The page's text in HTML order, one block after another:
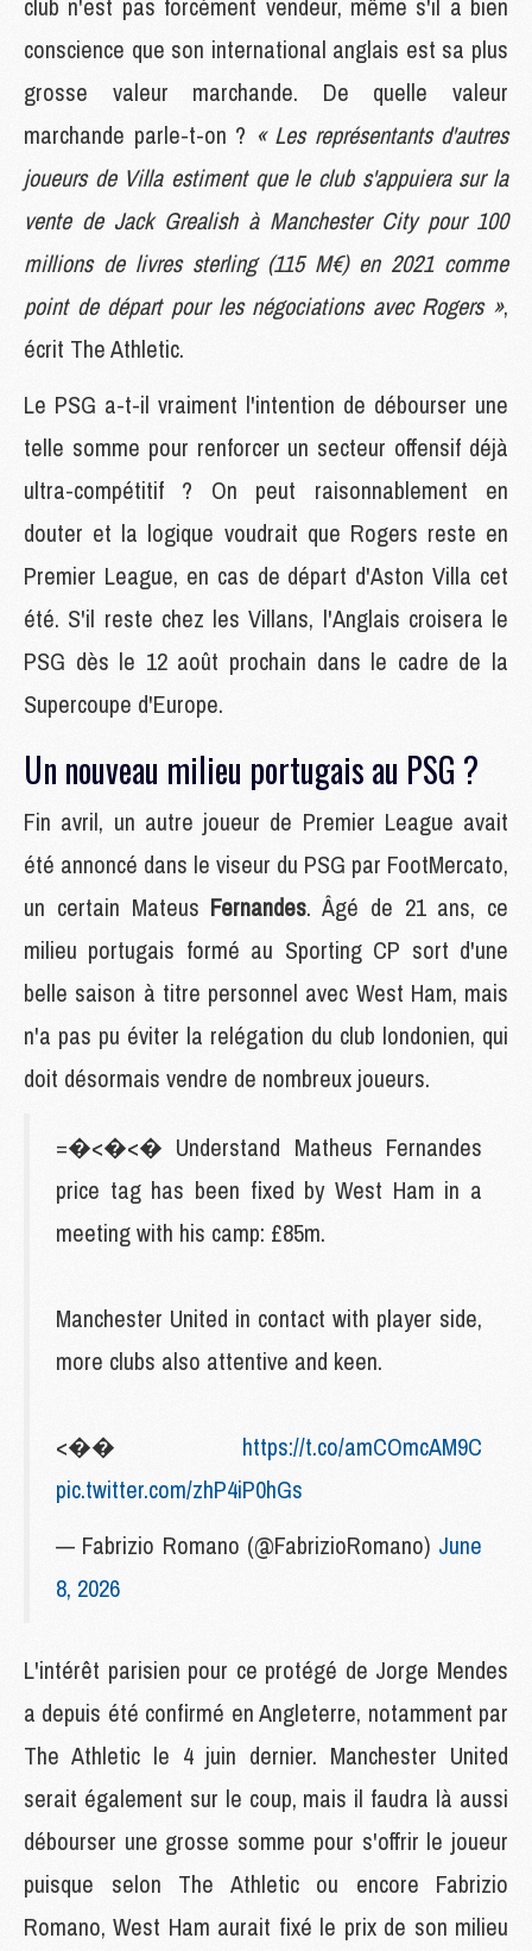
conscience que son international anglais est sa plus
grosse valeur marchande. De quelle valeur
marchande parle-t-on ? « Les représentants d'autres
joueurs de Villa estiment que le club s'appuiera sur la
vente de Jack Grealish à Manchester City pour 100
millions de livres sterling (115 M€) en 2021 comme
point de départ pour les négociations avec Rogers »,
écrit The Athletic.
Le PSG a-t-il vraiment l'intention de débourser une
telle somme pour renforcer un secteur offensif déjà
ultra-compétitif ? On peut raisonnablement en
douter et la logique voudrait que Rogers reste en
Premier League, en cas de départ d'Aston Villa cet
été. S'il reste chez les Villans, l'Anglais croisera le
PSG dès le 12 août prochain dans le cadre de la
Supercoupe d'Europe.
Un nouveau milieu portugais au PSG ?
Fin avril, un autre joueur de Premier League avait
été annoncé dans le viseur du PSG par FootMercato,
un certain Mateus Fernandes. Âgé de 21 ans, ce
milieu portugais formé au Sporting CP sort d'une
belle saison à titre personnel avec West Ham, mais
n'a pas pu éviter la relégation du club londonien, qui
doit désormais vendre de nombreux joueurs.
=�<�<� Understand Matheus Fernandes
price tag has been fixed by West Ham in a
meeting with his camp: £85m.
Manchester United in contact with player side,
more clubs also attentive and keen.
<�� https://t.co/amCOmcAM9C
pic.twitter.com/zhP4iP0hGs
— Fabrizio Romano (@FabrizioRomano) June
8, 2026
L'intérêt parisien pour ce protégé de Jorge Mendes
a depuis été confirmé en Angleterre, notamment par
The Athletic le 4 juin dernier. Manchester United
serait également sur le coup, mais il faudra là aussi
débourser une grosse somme pour s'offrir le joueur
puisque selon The Athletic ou encore Fabrizio
Romano, West Ham aurait fixé le prix de son milieu